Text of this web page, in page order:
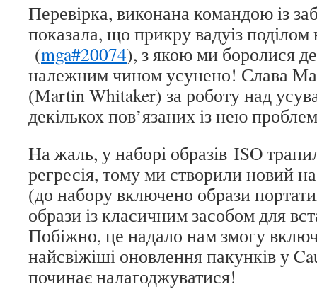
Перевірка, виконана командою із
показала, що прикру вадуіз поділом
(mga#20074), з якою ми боролися
належним чином усунено! Слава
(Martin Whitaker) за роботу над
декількох пов’язаних із нею
На жаль, у наборі образів ISO
регресія, тому ми створили новий
(до набору включено образи
образи із класичним засобом для
Побіжно, це надало нам змогу
найсвіжіші оновлення пакунків у
починає налагоджуватися!